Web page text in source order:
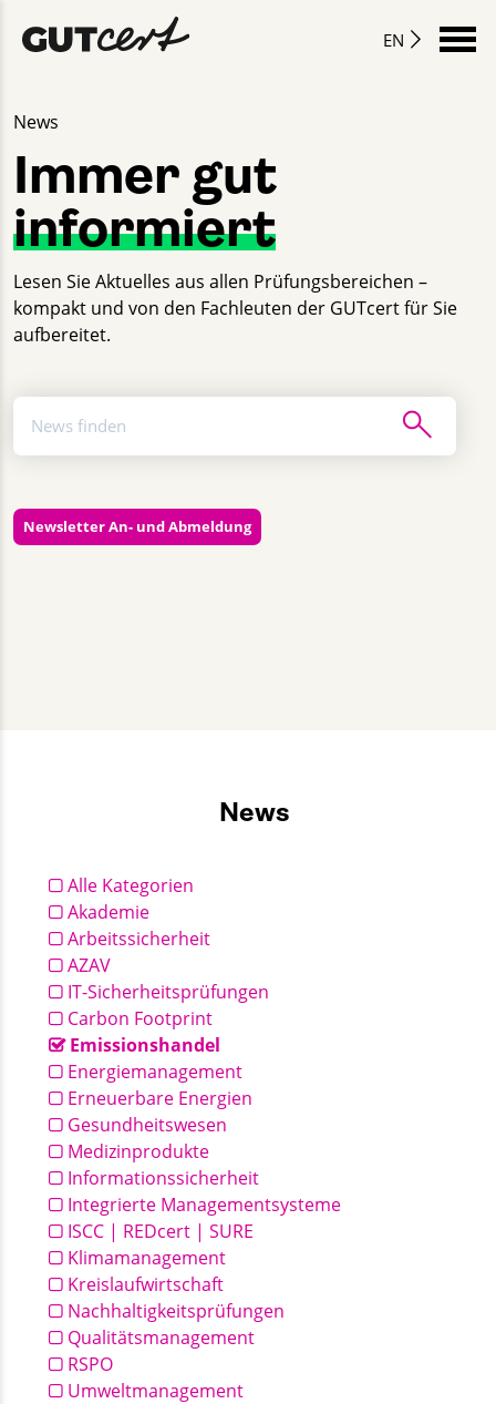
EN
News
Immer gut
informiert
Lesen Sie Aktuelles aus allen Prüfungsbereichen –
kompakt und von den Fachleuten der GUTcert für Sie
aufbereitet.
Newsletter An- und Abmeldung
News
Alle Kategorien
Akademie
Arbeitssicherheit
AZAV
IT-Sicherheitsprüfungen
Carbon Footprint
Emissionshandel
Energiemanagement
Erneuerbare Energien
Gesundheitswesen
Medizinprodukte
Informationssicherheit
Integrierte Managementsysteme
ISCC | REDcert | SURE
Klimamanagement
Kreislaufwirtschaft
Nachhaltigkeitsprüfungen
Qualitätsmanagement
RSPO
Umweltmanagement